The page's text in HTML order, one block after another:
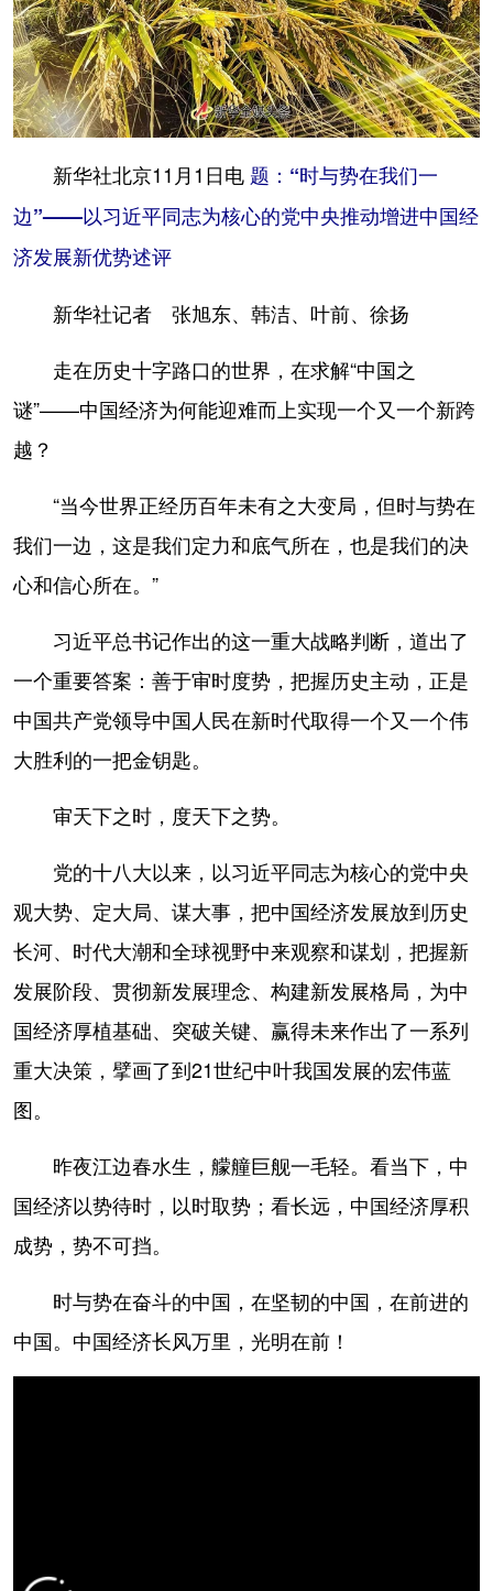
陕西 甘肃 青海 宁夏
新疆 内蒙古 黑龙江
多语种频道
English Español Français عربى
Русский язык
Deutsch Português
新华社北京11月1日电 题：“时与势在我们一
边”——以习近平同志为核心的党中央推动增进中国经
济发展新优势述评
新华社记者 张旭东、韩洁、叶前、徐扬
走在历史十字路口的世界，在求解“中国之
谜”——中国经济为何能迎难而上实现一个又一个新跨
越？
“当今世界正经历百年未有之大变局，但时与势在
我们一边，这是我们定力和底气所在，也是我们的决
心和信心所在。”
习近平总书记作出的这一重大战略判断，道出了
一个重要答案：善于审时度势，把握历史主动，正是
中国共产党领导中国人民在新时代取得一个又一个伟
大胜利的一把金钥匙。
审天下之时，度天下之势。
党的十八大以来，以习近平同志为核心的党中央
观大势、定大局、谋大事，把中国经济发展放到历史
长河、时代大潮和全球视野中来观察和谋划，把握新
发展阶段、贯彻新发展理念、构建新发展格局，为中
国经济厚植基础、突破关键、赢得未来作出了一系列
重大决策，擘画了到21世纪中叶我国发展的宏伟蓝
图。
昨夜江边春水生，艨艟巨舰一毛轻。看当下，中
国经济以势待时，以时取势；看长远，中国经济厚积
成势，势不可挡。
时与势在奋斗的中国，在坚韧的中国，在前进的
中国。中国经济长风万里，光明在前！